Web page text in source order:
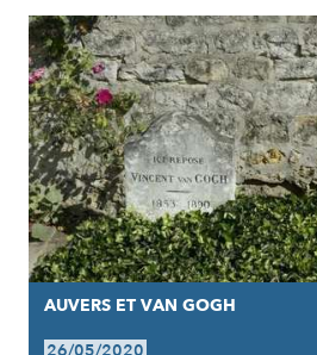
RÉSULTATS
AUVERS ET VAN GOGH